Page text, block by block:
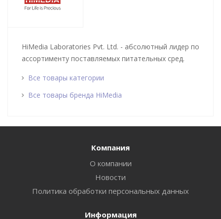
HiMedia Laboratories Pvt. Ltd. - абсолютный лидер по
ассортименту поставляемых питательных сред.
Все товары категории
Все товары бренда HiMedia
Компания
О компании
Новости
Политика обработки персональных данных
Информация